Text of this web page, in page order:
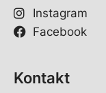
Instagram
Facebook
Kontakt